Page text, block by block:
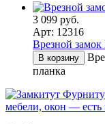
3 099 руб.
Арт: 12316
Врезной
В корзину
планка
мебели, окон — есть